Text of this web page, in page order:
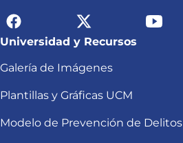
Universidad y Recursos
Galería de Imágenes
Plantillas y Gráficas UCM
Modelo de Prevención de Delitos